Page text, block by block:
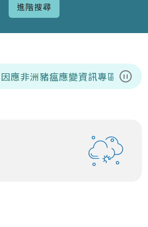
進階搜尋
暫停
因應非洲豬瘟應變資訊專區